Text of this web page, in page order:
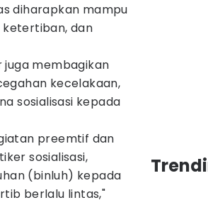
diharapkan mampu
ketertiban, dan
juga membagikan
kecelakaan,
sosialisasi kepada
preemtif dan
sosialisasi,
(binluh) kepada
berlalu lintas,"